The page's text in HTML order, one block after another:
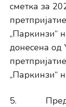
сметка за
„Паркинзи“
донесена од
„Паркинзи“
5.